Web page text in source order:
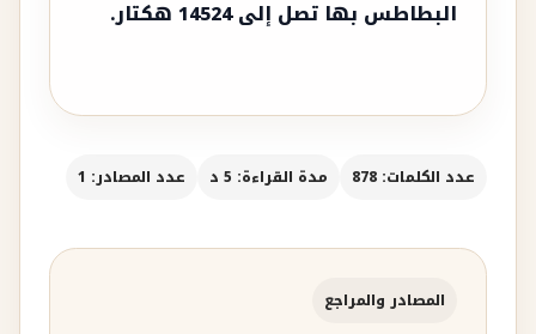
البطاطس بها تصل إلى 14524 هكتار.
عدد الكلمات: 878 مدة القراءة: 5 د عدد المصادر: 1
المصادر والمراجع